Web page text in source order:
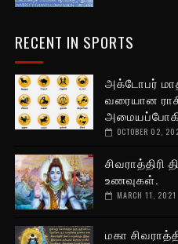
RECENT IN SPORTS
அக்டோபர்
வரையான
OCTOBER 02,
உணவுகள்.
MARCH 11, 2021
மகா